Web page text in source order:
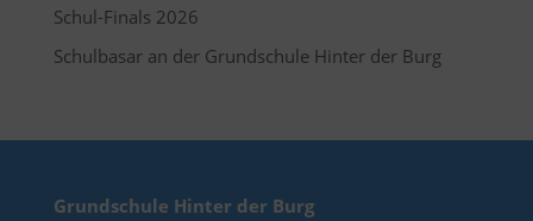
Schul-Finals 2026
Schulbasar an der Grundschule Hinter der Burg
Grundschule Hinter der Burg